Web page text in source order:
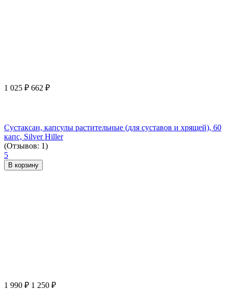
1 025 ₽ 662 ₽
Сустаксан, капсулы растительные (для суставов и хрящей), 60
капс, Silver Hiller
(Отзывов: 1)
5
В корзину
1 990 ₽ 1 250 ₽